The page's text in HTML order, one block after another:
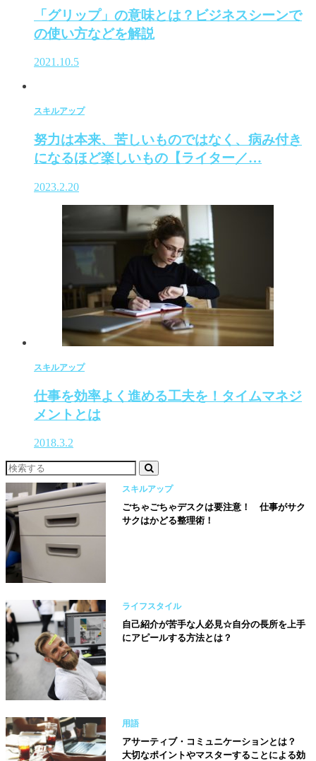
「グリップ」の意味とは？ビジネスシーンで
の使い方などを解説
2021.10.5
スキルアップ
努力は本来、苦しいものではなく、病み付き
になるほど楽しいもの【ライター／…
2023.2.20
スキルアップ
仕事を効率よく進める工夫を！タイムマネジ
メントとは
2018.3.2
スキルアップ
ごちゃごちゃデスクは要注意！ 仕事がサク
サクはかどる整理術！
ライフスタイル
自己紹介が苦手な人必見☆自分の長所を上手
にアピールする方法とは？
用語
アサーティブ・コミュニケーションとは？
大切なポイントやマスターすることによる効